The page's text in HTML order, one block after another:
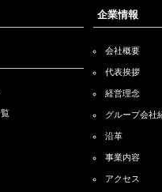
企業情報
会社概要
代表挨拶
経営理念
グループ会社
沿革
事業内容
アクセス